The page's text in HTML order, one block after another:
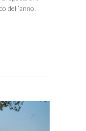
dell’anno,